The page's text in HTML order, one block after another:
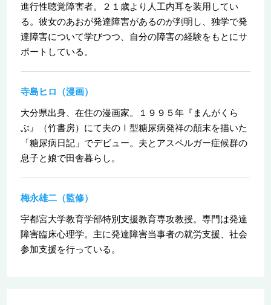
進行性聴覚障害者。２１歳より人工内耳を装用してい
る。彼女のあおが発達障害があるのが判明し、独学で発
達障害について学びつつ、自分の障害の経験をもとにサ
ポートしている。
寺島ヒロ（漫画）
大分県出身、在住の漫画家。１９９５年『まんがくら
ぶ』（竹書房）にて夫のⅠ型糖尿病発祥の顛末を描いた
「糖尿病日記」でデビュー。夫とアスペルガー症候群の
息子と娘で田舎暮らし。
梅永雄二（監修）
宇都宮大学教育学部特別支援教育専攻教授。専門は発達
障害臨床心理学。主に発達障害当事者の就労支援、社会
参加支援を行っている。